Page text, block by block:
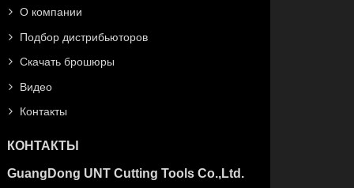
О компании
Подбор дистрибьюторов
Скачать брошюры
Видео
Контакты
КОНТАКТЫ
GuangDong UNT Cutting Tools Co.,Ltd.